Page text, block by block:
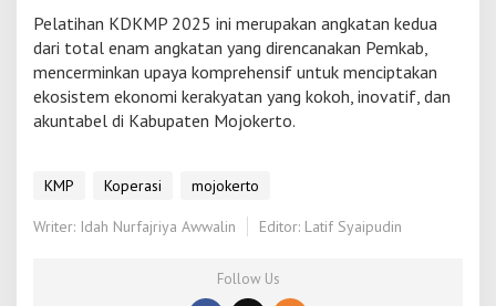
h
a
n
D
K
Pelatihan KDKMP 2025 ini merupakan angkatan kedua
dari total enam angkatan yang direncanakan Pemkab,
mencerminkan upaya komprehensif untuk menciptakan
ekosistem ekonomi kerakyatan yang kokoh, inovatif, dan
akuntabel di Kabupaten Mojokerto.
KMP Koperasi mojokerto
Writer: Idah Nurfajriya Awwalin Editor: Latif Syaipudin
Follow Us